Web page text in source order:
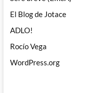
El Blog de Jotace
ADLO!
Rocío Vega
WordPress.org